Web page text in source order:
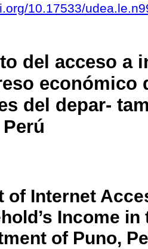
10.17533/
del acceso a
económico
del depar-
of Internet
Income in
of Puno,